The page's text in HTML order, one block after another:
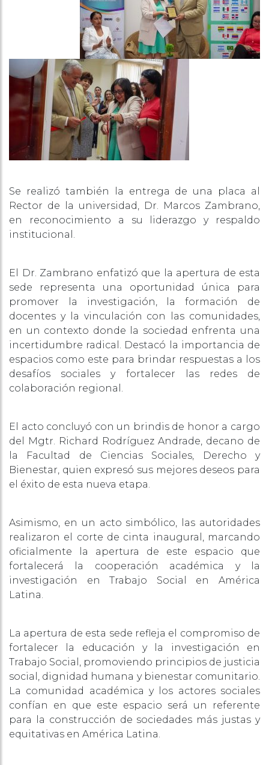
Se realizó también la entrega de una placa al
Rector de la universidad, Dr. Marcos Zambrano,
en reconocimiento a su liderazgo y respaldo
institucional.
El Dr. Zambrano enfatizó que la apertura de esta
sede representa una oportunidad única para
promover la investigación, la formación de
docentes y la vinculación con las comunidades,
en un contexto donde la sociedad enfrenta una
incertidumbre radical. Destacó la importancia de
espacios como este para brindar respuestas a los
desafíos sociales y fortalecer las redes de
colaboración regional.
El acto concluyó con un brindis de honor a cargo
del Mgtr. Richard Rodríguez Andrade, decano de
la Facultad de Ciencias Sociales, Derecho y
Bienestar, quien expresó sus mejores deseos para
el éxito de esta nueva etapa.
Asimismo, en un acto simbólico, las autoridades
realizaron el corte de cinta inaugural, marcando
oficialmente la apertura de este espacio que
fortalecerá la cooperación académica y la
investigación en Trabajo Social en América
Latina.
La apertura de esta sede refleja el compromiso de
fortalecer la educación y la investigación en
Trabajo Social, promoviendo principios de justicia
social, dignidad humana y bienestar comunitario.
La comunidad académica y los actores sociales
confían en que este espacio será un referente
para la construcción de sociedades más justas y
equitativas en América Latina.